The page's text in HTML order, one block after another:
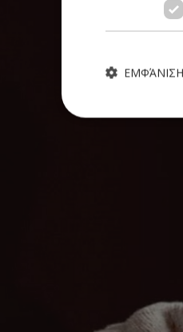
Τα απολύτως
ιστότοπος δεν
PHPSESSID